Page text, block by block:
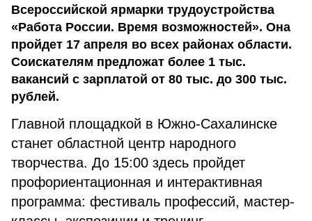
Всероссийской ярмарки трудоустройства
«Работа России. Время возможностей». Она
пройдет 17 апреля во всех районах области.
Соискателям предложат более 1 тыс.
вакансий с зарплатой от 80 тыс. до 300 тыс.
рублей.
Главной площадкой в Южно-Сахалинске
станет областной центр народного
творчества. До 15:00 здесь пройдет
профориентационная и интерактивная
программа: фестиваль профессий, мастер-